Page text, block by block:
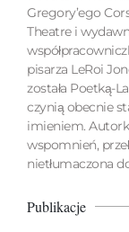
Gregory’ego
Theatre i
pisarza LeRoi
została Poetką-
czynią obecnie
imieniem.
wspomnień,
nietłumaczona
Publikacje